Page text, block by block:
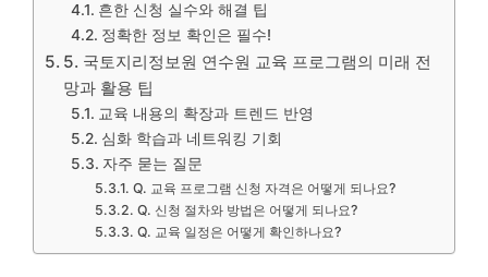
흔한 신청 실수와 해결 팁
정확한 정보 확인은 필수!
5. 국토지리정보원 연수원 교육 프로그램의 미래 전
망과 활용 팁
교육 내용의 확장과 트렌드 반영
심화 학습과 네트워킹 기회
자주 묻는 질문
Q. 교육 프로그램 신청 자격은 어떻게 되나요?
Q. 신청 절차와 방법은 어떻게 되나요?
Q. 교육 일정은 어떻게 확인하나요?